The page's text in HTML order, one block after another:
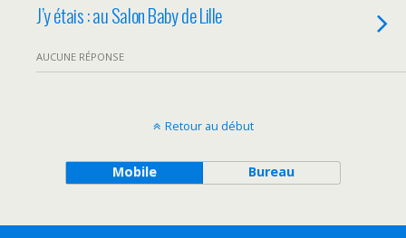
J’y étais : au Salon Baby de Lille
AUCUNE RÉPONSE
Retour au début
Mobile Bureau